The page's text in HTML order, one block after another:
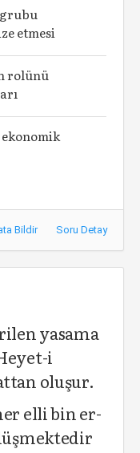
etmesi
rolünü
ekonomik
Bildir Soru Detay
yasama
i
oluşur.
elli bin er­